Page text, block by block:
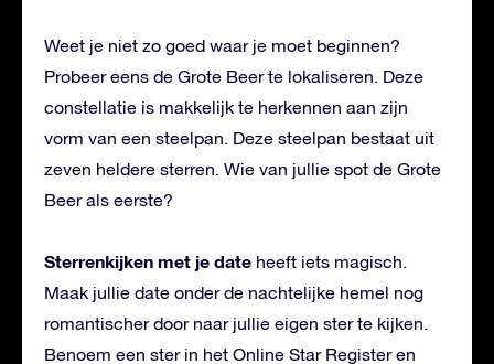
Weet je niet zo goed waar je moet beginnen?
Probeer eens de Grote Beer te lokaliseren. Deze
constellatie is makkelijk te herkennen aan zijn
vorm van een steelpan. Deze steelpan bestaat uit
zeven heldere sterren. Wie van jullie spot de Grote
Beer als eerste?
Sterrenkijken met je date heeft iets magisch.
Maak jullie date onder de nachtelijke hemel nog
romantischer door naar jullie eigen ster te kijken.
Benoem een ster in het Online Star Register en